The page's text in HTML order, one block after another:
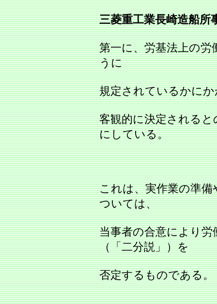
三菱重工業長崎造船所
第一に、労基法上の労
うに
規定されているかに
客観的に決定される
にしている。
これは、実作業の準
ついては、
当事者の合意により
（「二分説」）を
否定するものである。